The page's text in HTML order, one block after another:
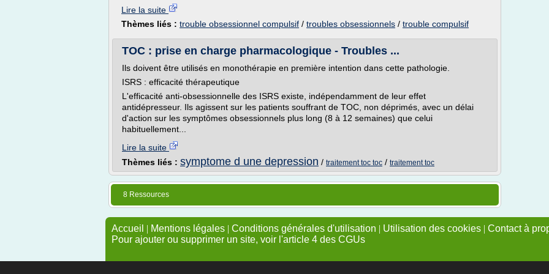
Lire la suite
Thèmes liés : trouble obsessionnel compulsif / troubles obsessionnels / trouble compulsif
TOC : prise en charge pharmacologique - Troubles ...
Ils doivent être utilisés en monothérapie en première intention dans cette pathologie.
ISRS : efficacité thérapeutique
L'efficacité anti-obsessionnelle des ISRS existe, indépendamment de leur effet
antidépresseur. Ils agissent sur les patients souffrant de TOC, non déprimés, avec un délai
d'action sur les symptômes obsessionnels plus long (8 à 12 semaines) que celui
habituellement...
Lire la suite
Thèmes liés : symptome d une depression / traitement toc toc / traitement toc
8 Ressources
Accueil | Mentions légales | Conditions générales d'utilisation | Utilisation des cookies | Contact à
Pour ajouter ou supprimer un site, voir l'article 4 des CGUs